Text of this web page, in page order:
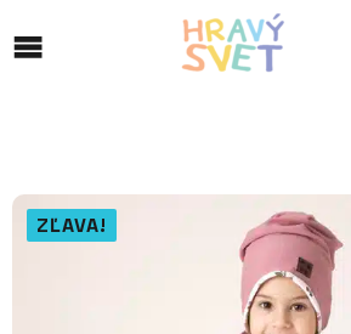
ZĽAVA!